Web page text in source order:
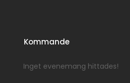
Kommande
Inget evenemang hittades!